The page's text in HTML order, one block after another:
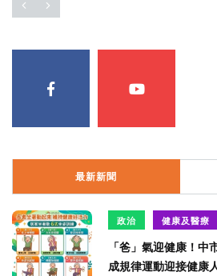
最新新聞
政治 健康及醫療
「爸」氣迎健康！
成規律運動迎接健康